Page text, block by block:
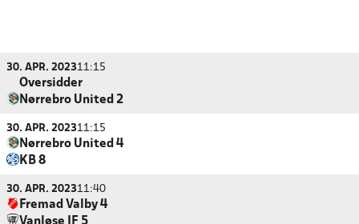
30. APR. 202311:15
Oversidder
Nørrebro United 2
30. APR. 202311:15
Nørrebro United 4
KB 8
30. APR. 202311:40
Fremad Valby 4
Vanløse IF 5